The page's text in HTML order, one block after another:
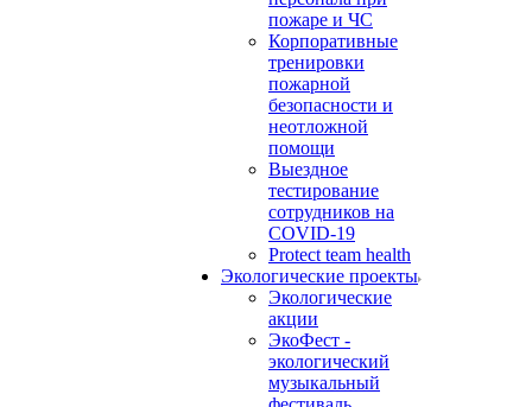
пожаре и ЧС
Корпоративные
тренировки
пожарной
безопасности и
неотложной
помощи
Выездное
тестирование
сотрудников на
COVID-19
Protect team health
Экологические проекты
Экологические
акции
ЭкоФест -
экологический
музыкальный